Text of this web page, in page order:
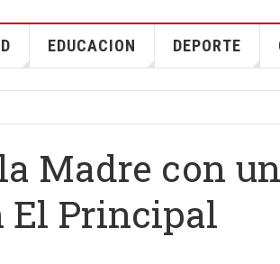
EDUCACION DEPORTE
Madre con un
El Principal